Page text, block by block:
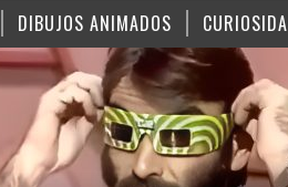
DIBUJOS ANIMADOS